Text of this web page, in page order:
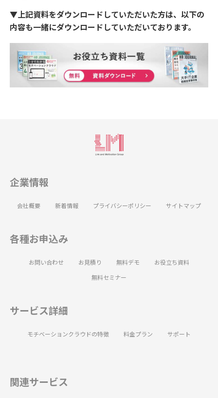
▼上記資料をダウンロードしていただいた方は、以下の
内容も一緒にダウンロードしていただいております。
企業情報
会社概要 新着情報 プライバシーポリシー サイトマップ
各種お申込み
お問い合わせ お見積り 無料デモ
お役立ち資料
無料セミナー
サービス詳細
モチベーションクラウドの特徴 料金プラン サポート
関連サービス